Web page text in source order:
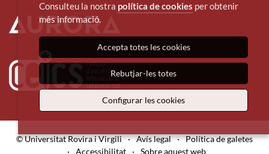
© Universitat Rovira i Virgili · Avís legal · Política de galetes
·
Accessibilitat · Sobre aquest web
Consulteu la nostra política de cookies per obtenir
més informació.
Accepta totes les cookies
Rebutjar-les totes
Configurar les cookies